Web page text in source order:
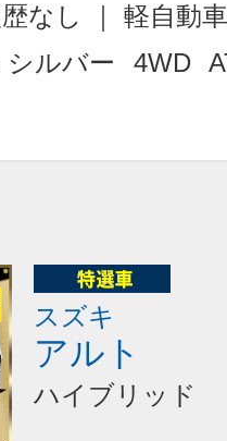
なし ｜ 軽自動車
シルバー 4WD
スズキ
アルト
ハイブリッド